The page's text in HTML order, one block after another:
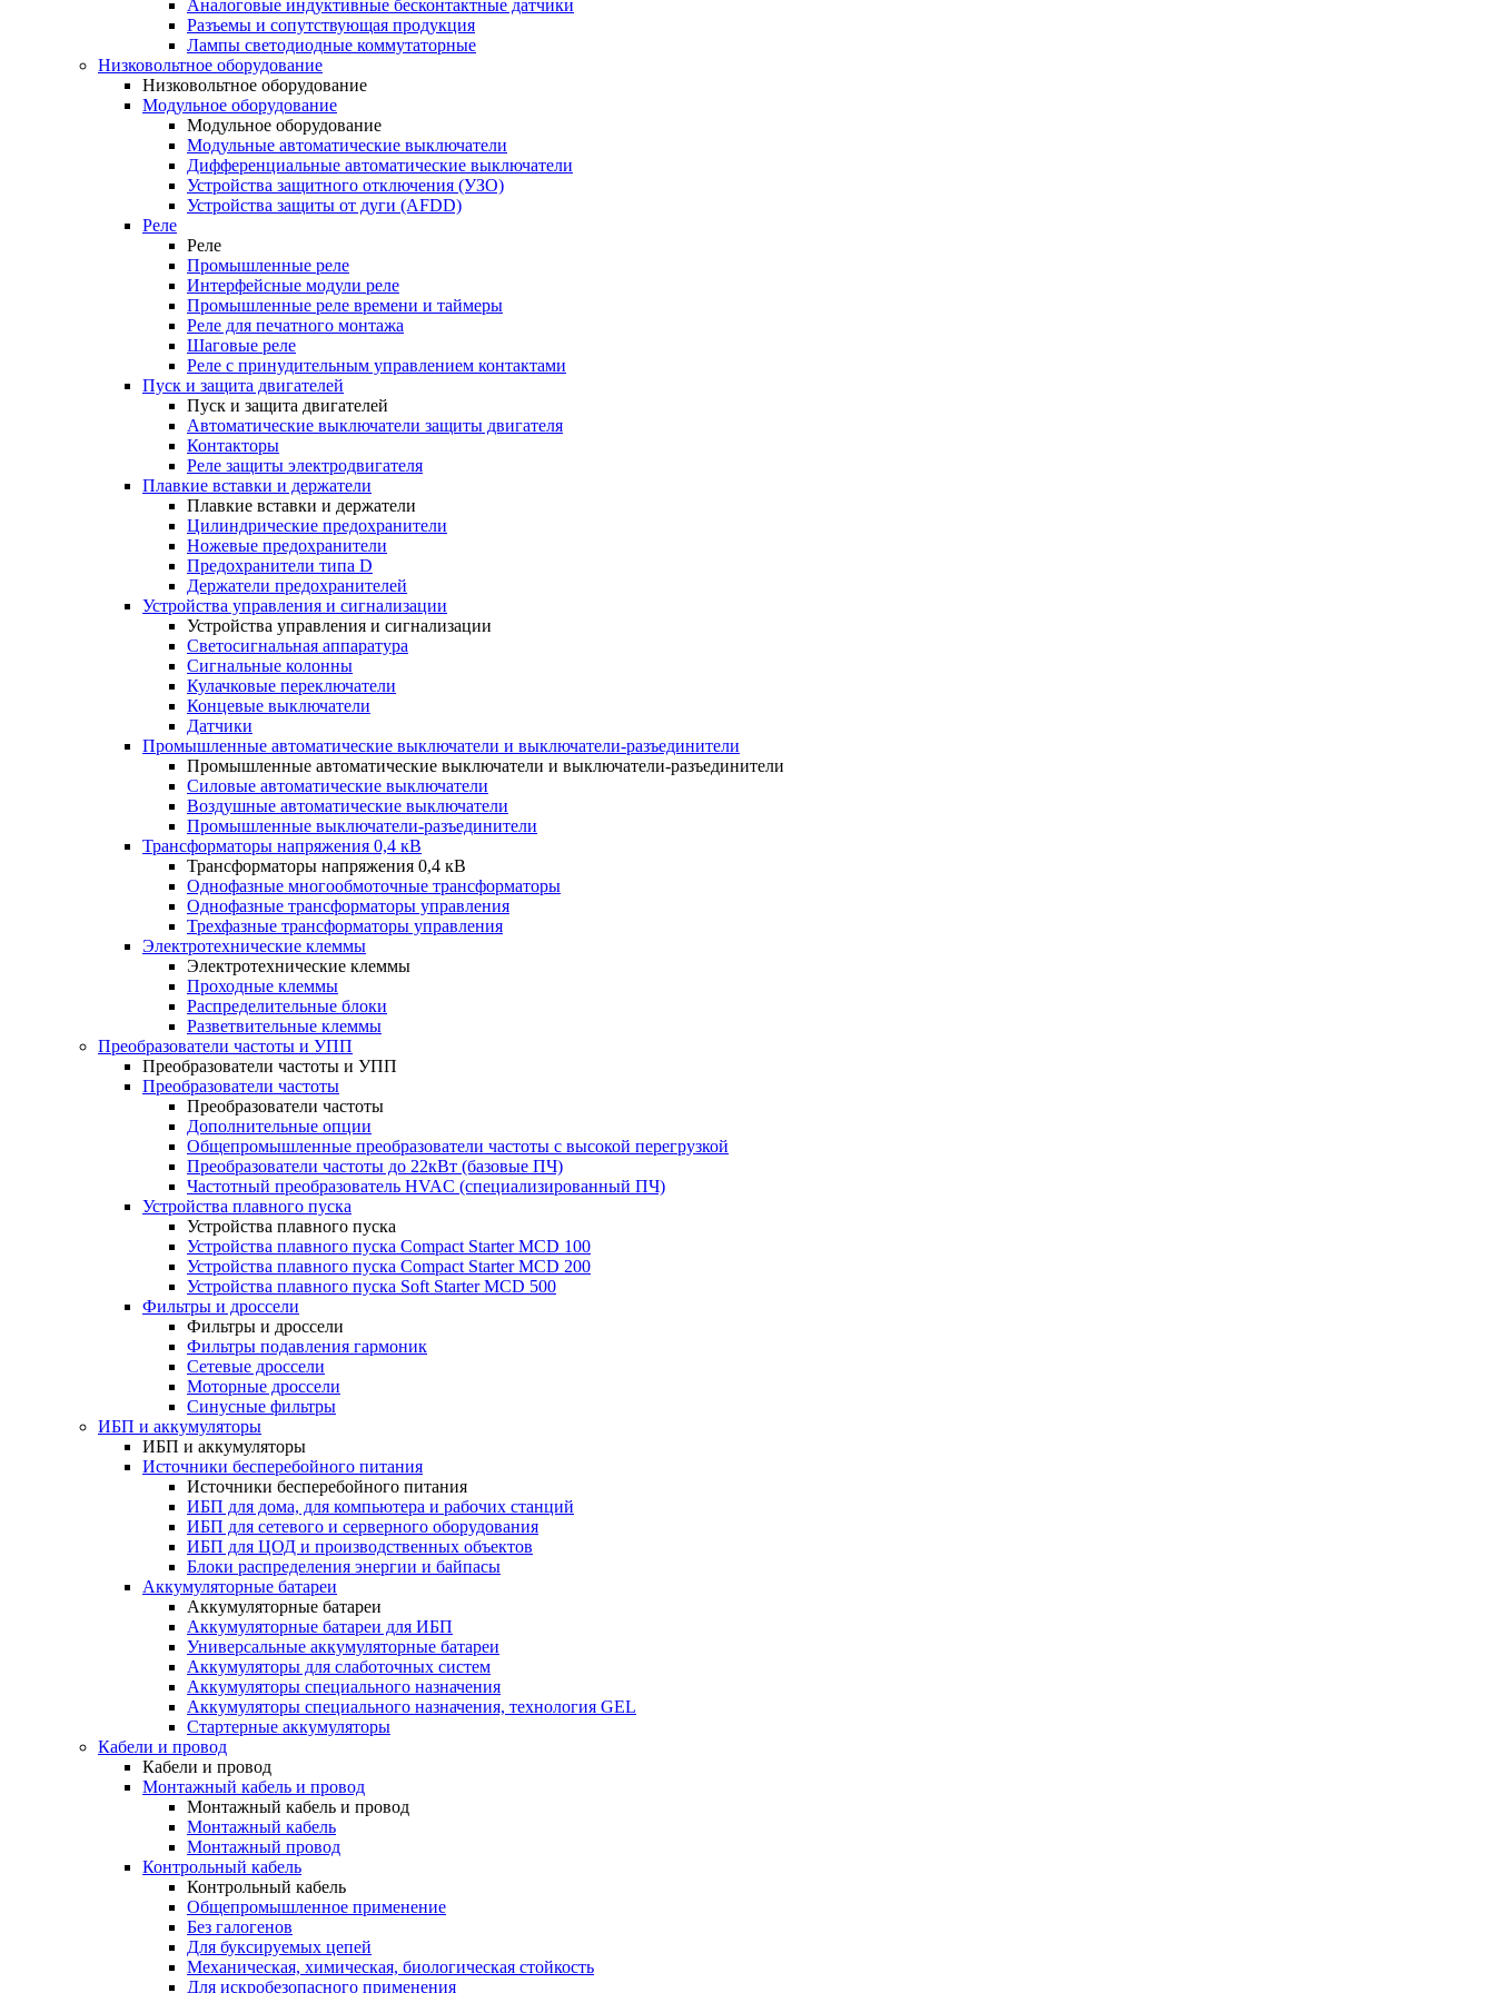
Аналоговые индуктивные бесконтактные датчики
Разъемы и сопутствующая продукция
Лампы светодиодные коммутаторные
Низковольтное оборудование
Низковольтное оборудование
Модульное оборудование
Модульное оборудование
Модульные автоматические выключатели
Дифференциальные автоматические выключатели
Устройства защитного отключения (УЗО)
Устройства защиты от дуги (AFDD)
Реле
Реле
Промышленные реле
Интерфейсные модули реле
Промышленные реле времени и таймеры
Реле для печатного монтажа
Шаговые реле
Реле с принудительным управлением контактами
Пуск и защита двигателей
Пуск и защита двигателей
Автоматические выключатели защиты двигателя
Контакторы
Реле защиты электродвигателя
Плавкие вставки и держатели
Плавкие вставки и держатели
Цилиндрические предохранители
Ножевые предохранители
Предохранители типа D
Держатели предохранителей
Устройства управления и сигнализации
Устройства управления и сигнализации
Светосигнальная аппаратура
Сигнальные колонны
Кулачковые переключатели
Концевые выключатели
Датчики
Промышленные автоматические выключатели и выключатели-разъединители
Промышленные автоматические выключатели и выключатели-разъединители
Силовые автоматические выключатели
Воздушные автоматические выключатели
Промышленные выключатели-разъединители
Трансформаторы напряжения 0,4 кВ
Трансформаторы напряжения 0,4 кВ
Однофазные многообмоточные трансформаторы
Однофазные трансформаторы управления
Трехфазные трансформаторы управления
Электротехнические клеммы
Электротехнические клеммы
Проходные клеммы
Распределительные блоки
Разветвительные клеммы
Преобразователи частоты и УПП
Преобразователи частоты и УПП
Преобразователи частоты
Преобразователи частоты
Дополнительные опции
Общепромышленные преобразователи частоты с высокой перегрузкой
Преобразователи частоты до 22кВт (базовые ПЧ)
Частотный преобразователь HVAC (специализированный ПЧ)
Устройства плавного пуска
Устройства плавного пуска
Устройства плавного пуска Compact Starter MCD 100
Устройства плавного пуска Compact Starter MCD 200
Устройства плавного пуска Soft Starter MCD 500
Фильтры и дроссели
Фильтры и дроссели
Фильтры подавления гармоник
Сетевые дроссели
Моторные дроссели
Синусные фильтры
ИБП и аккумуляторы
ИБП и аккумуляторы
Источники бесперебойного питания
Источники бесперебойного питания
ИБП для дома, для компьютера и рабочих станций
ИБП для сетевого и серверного оборудования
ИБП для ЦОД и производственных объектов
Блоки распределения энергии и байпасы
Аккумуляторные батареи
Аккумуляторные батареи
Аккумуляторные батареи для ИБП
Универсальные аккумуляторные батареи
Аккумуляторы для слаботочных систем
Аккумуляторы специального назначения
Аккумуляторы специального назначения, технология GEL
Стартерные аккумуляторы
Кабели и провод
Кабели и провод
Монтажный кабель и провод
Монтажный кабель и провод
Монтажный кабель
Монтажный провод
Контрольный кабель
Контрольный кабель
Общепромышленное применение
Без галогенов
Для буксируемых цепей
Механическая, химическая, биологическая стойкость
Для искробезопасного применения